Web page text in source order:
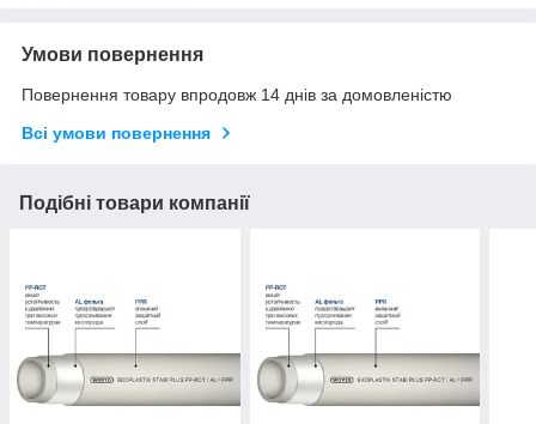
Умови повернення
Повернення товару впродовж 14 днів за домовленістю
Всі умови повернення
Подібні товари компанії